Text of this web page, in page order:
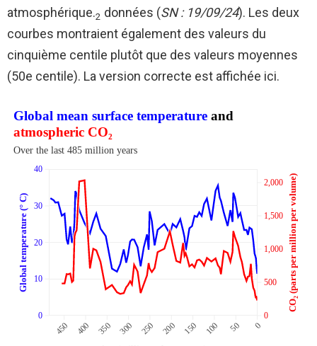
atmosphérique.2 données (SN : 19/09/24). Les deux
courbes montraient également des valeurs du
cinquième centile plutôt que des valeurs moyennes
(50e centile). La version correcte est affichée ici.